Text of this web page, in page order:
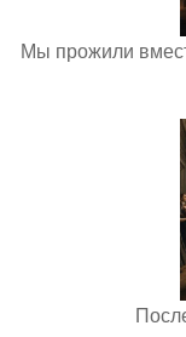
Мы прожили